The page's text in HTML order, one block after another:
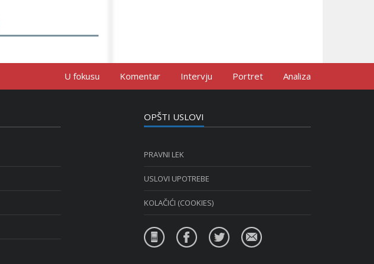
U fokusu Komentar Intervju Portret Analiza
OPŠTI USLOVI
PRAVNI LEK
USLOVI UPOTREBE
KOLAČIĆI (COOKIES)